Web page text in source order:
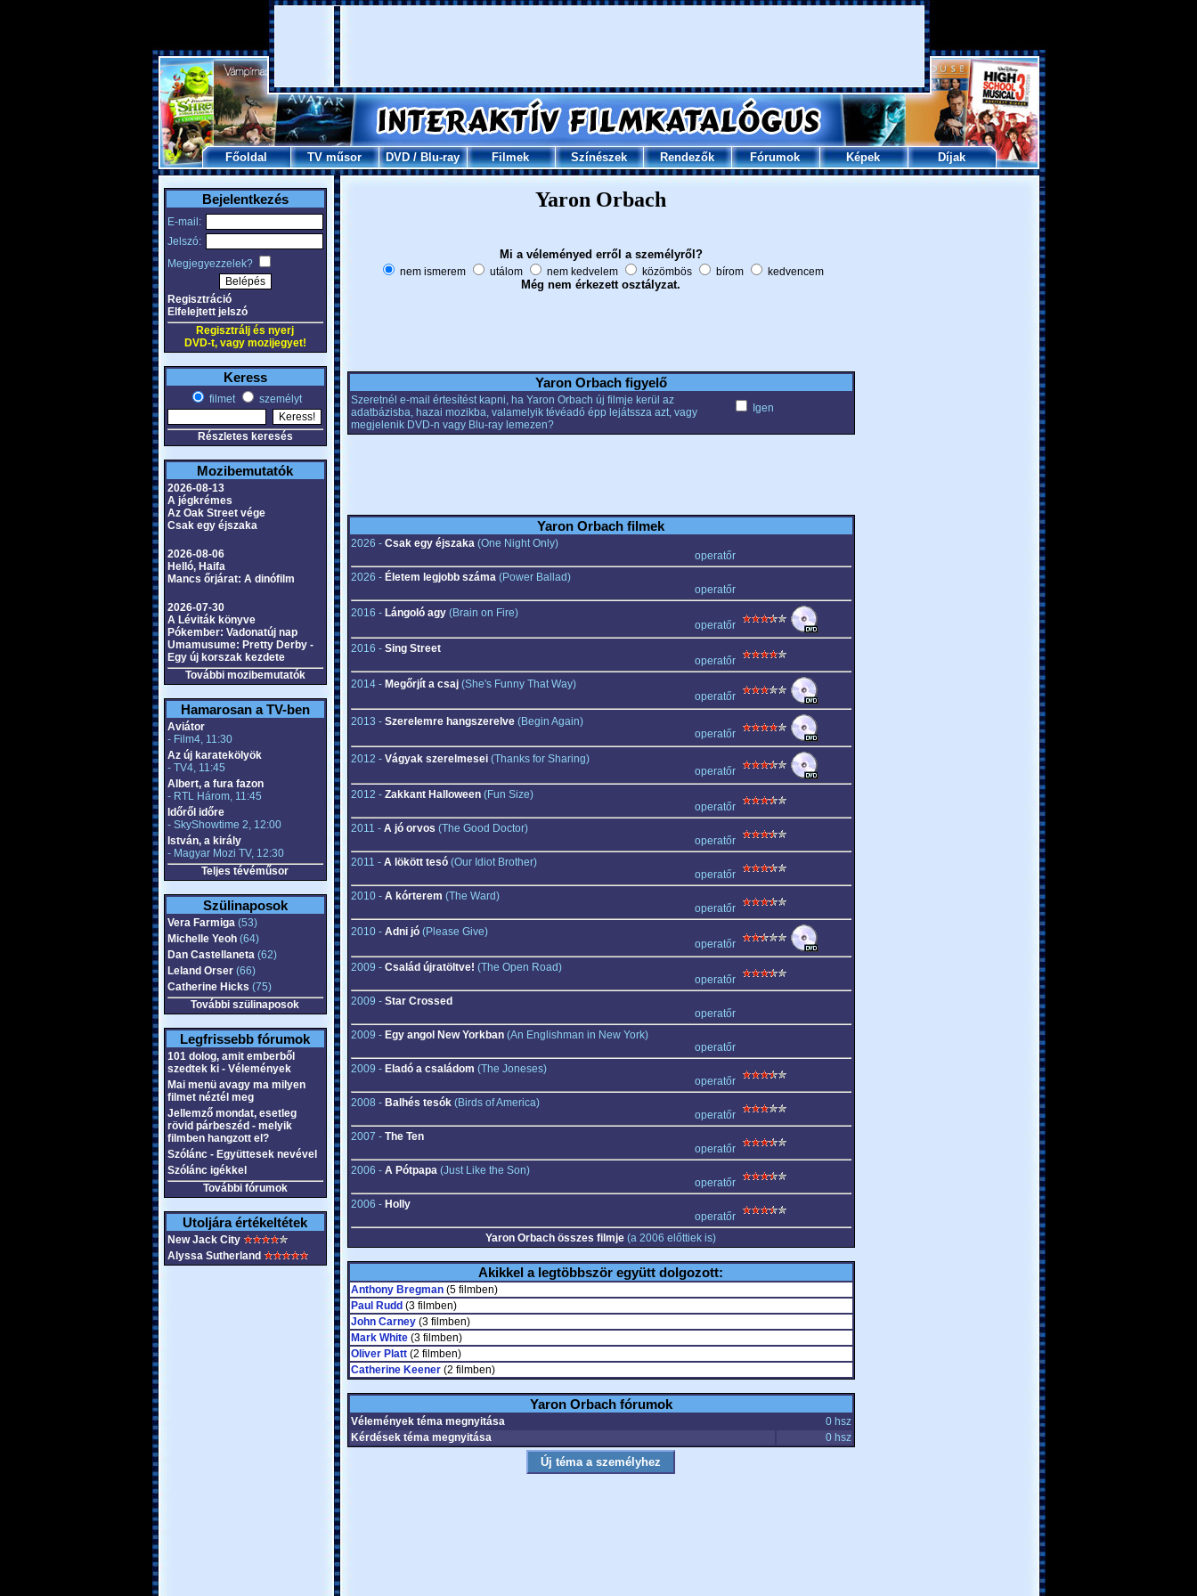
Főoldal TV műsor DVD/Blu-ray Filmek Színészek Rendezők Fórumok Képek Díjak
Bejelentkezés
E-mail:
Jelszó:
Megjegyezzelek?
Regisztráció
Elfelejtett jelszó
Regisztrálj és nyerj
DVD-t, vagy mozijegyet!
Keress
filmet személyt
Részletes keresés
Mozibemutatók
2026-08-13
A jégkrémes
Az Oak Street vége
Csak egy éjszaka
2026-08-06
Helló, Haifa
Mancs őrjárat: A dinófilm
2026-07-30
A Léviták könyve
Pókember: Vadonatúj nap
Umamusume: Pretty Derby -
Egy új korszak kezdete
További mozibemutatók
Hamarosan a TV-ben
Aviátor
- Film4, 11:30
Az új karatekölyök
- TV4, 11:45
Albert, a fura fazon
- RTL Három, 11:45
Időről időre
- SkyShowtime 2, 12:00
István, a király
- Magyar Mozi TV, 12:30
Teljes tévéműsor
Szülinaposok
Vera Farmiga(53)
Michelle Yeoh(64)
Dan Castellaneta(62)
Leland Orser(66)
Catherine Hicks (75)
További szülinaposok
Legfrissebb fórumok
101 dolog, amit emberből
szedtek ki - Vélemények
Mai menü avagy ma milyen
filmet néztél meg
Jellemző mondat, esetleg
rövid párbeszéd - melyik
filmben hangzott el?
Szólánc - Együttesek nevével
Szólánc igékkel
További fórumok
Utoljára értékeltétek
New Jack City
Alyssa Sutherland
Yaron Orbach
Mi a véleményed erről a személyről?
nem ismerem utálom nem kedvelem közömbös bírom kedvencem
Még nem érkezett osztályzat.
Yaron Orbach figyelő
Szeretnél e-mail értesítést kapni, ha Yaron Orbach új filmje kerül az
adatbázisba, hazai mozikba, valamelyik tévéadó épp lejátssza azt, vagy
megjelenik DVD-n vagy Blu-ray lemezen?
Igen
Yaron Orbach filmek
2026 - Csak egy éjszaka(One Night Only)
operatőr
2026 - Életem legjobb száma(Power Ballad)
operatőr
2016 - Lángoló agy(Brain on Fire)
operatőr
2016 - Sing Street
operatőr
2014 - Megőrjít a csaj(She's Funny That Way)
operatőr
2013 - Szerelemre hangszerelve(Begin Again)
operatőr
2012 - Vágyak szerelmesei(Thanks for Sharing)
operatőr
2012 - Zakkant Halloween(Fun Size)
operatőr
2011 - A jó orvos (The Good Doctor)
operatőr
2011 - A lökött tesó(Our Idiot Brother)
operatőr
2010 - A kórterem (The Ward)
operatőr
2010 - Adni jó(Please Give)
operatőr
2009 - Család újratöltve! (The Open Road)
operatőr
2009 - Star Crossed
operatőr
2009 - Egy angol New Yorkban(An Englishman in New York)
operatőr
2009 - Eladó a családom (The Joneses)
operatőr
2008 - Balhés tesók(Birds of America)
operatőr
2007 - The Ten
operatőr
2006 - A Pótpapa(Just Like the Son)
operatőr
2006 - Holly
operatőr
Yaron Orbach összes filmje (a 2006 előttiek is)
Akikkel a legtöbbször együtt dolgozott:
Anthony Bregman(5 filmben)
Paul Rudd (3 filmben)
John Carney(3 filmben)
Mark White(3 filmben)
Oliver Platt(2 filmben)
Catherine Keener(2 filmben)
Yaron Orbach fórumok
Vélemények téma megnyitása
0 hsz
Kérdések téma megnyitása
0 hsz